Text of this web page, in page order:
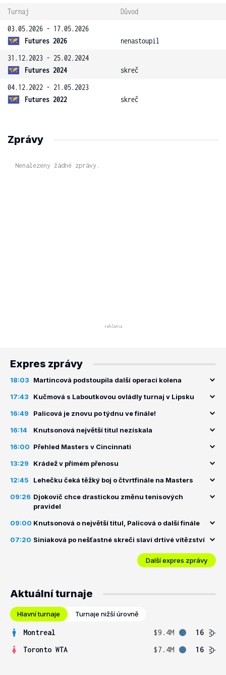
Turnaj
Důvod
03.05.2026 - 17.05.2026
Futures 2026
nenastoupil
31.12.2023 - 25.02.2024
Futures 2024
skreč
04.12.2022 - 21.05.2023
Futures 2022
skreč
Zprávy
Nenalezeny žádné zprávy.
Expres zprávy
18:03 Martincová podstoupila další operaci kolena
17:43 Kučmová s Laboutkovou ovládly turnaj v Lipsku
16:49 Palicová je znovu po týdnu ve finále!
16:14 Knutsonová největší titul nezískala
16:00 Přehled Masters v Cincinnati
13:29 Krádež v přímém přenosu
12:45 Lehečku čeká těžký boj o čtvrtfinále na Masters
09:26 Djokovič chce drastickou změnu tenisových
pravidel
09:00 Knutsonová o největší titul, Palicová o další finále
07:20 Siniaková po nešťastné skreči slaví drtivé vítězství
Další expres zprávy
Aktuální turnaje
Hlavní turnaje Turnaje nižší úrovně
Montreal $9.4M
16
Toronto WTA
$7.4M 16